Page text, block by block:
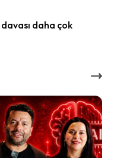
davası daha çok